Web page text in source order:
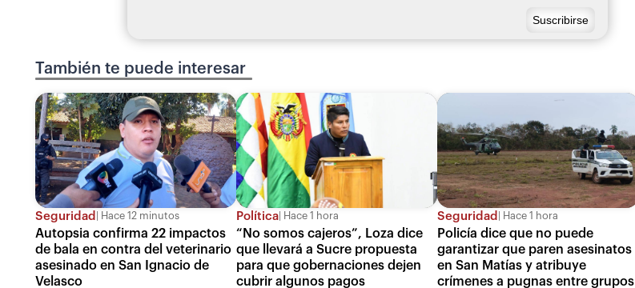
También te puede interesar
Seguridad Hace 12 minutos
Autopsia confirma 22 impactos
de bala en contra del veterinario
asesinado en San Ignacio de
Velasco
Política Hace 1 hora
“No somos cajeros”, Loza dice
que llevará a Sucre propuesta
para que gobernaciones dejen
cubrir algunos pagos
Seguridad Hace 1 hora
Policía dice que no puede
garantizar que paren asesinatos
en San Matías y atribuye
crímenes a pugnas entre grupos